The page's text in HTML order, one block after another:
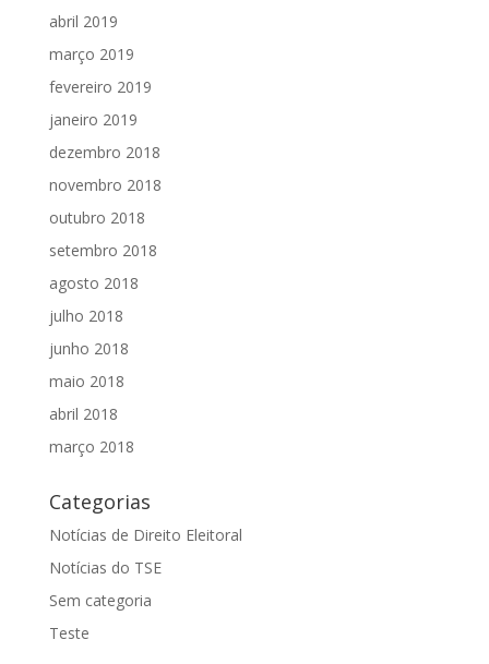
abril 2019
março 2019
fevereiro 2019
janeiro 2019
dezembro 2018
novembro 2018
outubro 2018
setembro 2018
agosto 2018
julho 2018
junho 2018
maio 2018
abril 2018
março 2018
Categorias
Notícias de Direito Eleitoral
Notícias do TSE
Sem categoria
Teste